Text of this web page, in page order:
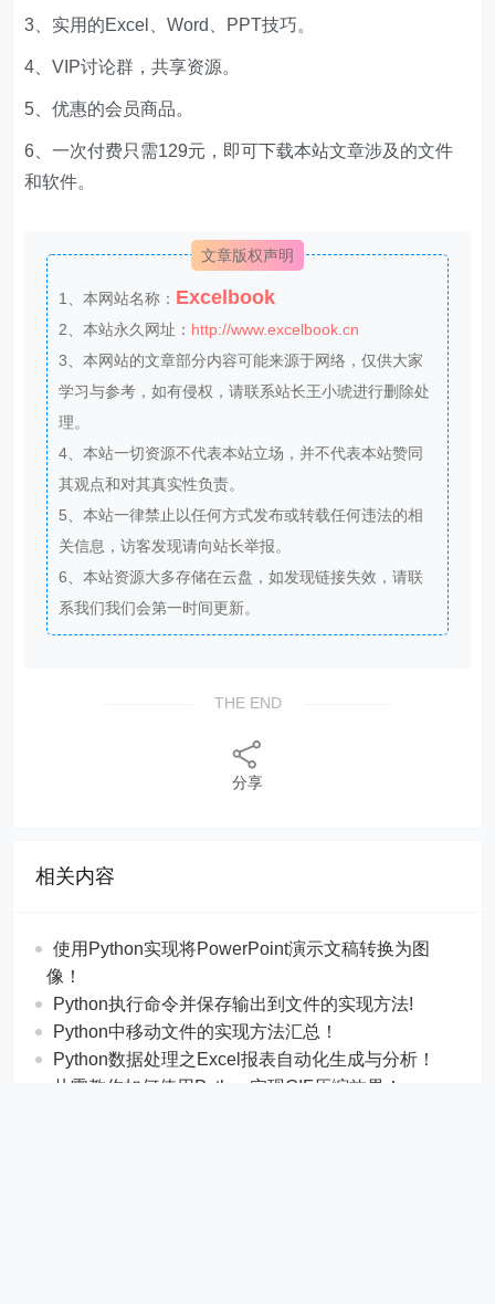
3、实用的Excel、Word、PPT技巧。
4、VIP讨论群，共享资源。
5、优惠的会员商品。
6、一次付费只需129元，即可下载本站文章涉及的文件
和软件。
文章版权声明
1、本网站名称： Excelbook
2、本站永久网址： http://www.excelbook.cn
3、本网站的文章部分内容可能来源于网络，仅供大家
学习与参考，如有侵权，请联系站长王小琥进行删除处
理。
4、本站一切资源不代表本站立场，并不代表本站赞同
其观点和对其真实性负责。
5、本站一律禁止以任何方式发布或转载任何违法的相
关信息，访客发现请向站长举报。
6、本站资源大多存储在云盘，如发现链接失效，请联
系我们我们会第一时间更新。
THE END
分享
相关内容
使用Python实现将PowerPoint演示文稿转换为图
像！
Python执行命令并保存输出到文件的实现方法!
Python中移动文件的实现方法汇总！
Python数据处理之Excel报表自动化生成与分析！
从零教你如何使用Python实现GIF压缩效果！